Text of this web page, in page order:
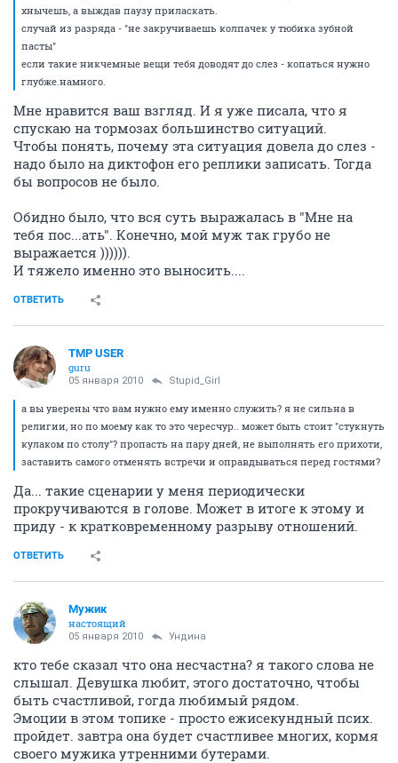
хнычешь, а выждав паузу приласкать.
случай из разряда - "не закручиваешь колпачек у тюбика зубной
пасты"
если такие никчемные вещи тебя доводят до слез - копаться нужно
глубже.намного.
Мне нравится ваш взгляд. И я уже писала, что я
спускаю на тормозах большинство ситуаций.
Чтобы понять, почему эта ситуация довела до слез -
надо было на диктофон его реплики записать. Тогда
бы вопросов не было.
Обидно было, что вся суть выражалась в "Мне на
тебя пос...ать". Конечно, мой муж так грубо не
выражается )))))).
И тяжело именно это выносить....
ОТВЕТИТЬ
TMP USER
guru
05 января 2010 Stupid_Girl
а вы уверены что вам нужно ему именно служить? я не сильна в
религии, но по моему как то это чересчур.. может быть стоит "стукнуть
кулаком по столу"? пропасть на пару дней, не выполнять его прихоти,
заставить самого отменять встречи и оправдываться перед гостями?
Да... такие сценарии у меня периодически
прокручиваются в голове. Может в итоге к этому и
приду - к кратковременному разрыву отношений.
ОТВЕТИТЬ
Мужик
настоящий
05 января 2010 Ундина
кто тебе сказал что она несчастна? я такого слова не
слышал. Девушка любит, этого достаточно, чтобы
быть счастливой, гогда любимый рядом.
Эмоции в этом топике - просто ежисекундный псих.
пройдет. завтра она будет счастливее многих, кормя
своего мужика утренними бутерами.